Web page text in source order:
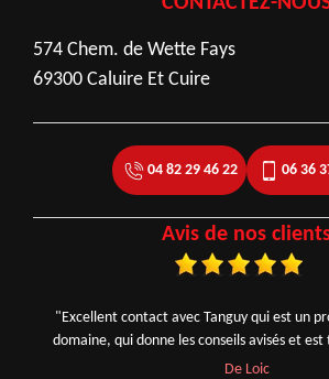
574 Chem. de Wette Fays
69300 Caluire Et Cuire
04 82 29 46 22 06 36
Avis de nos
"Excellent contact avec Tanguy qui est un
domaine, qui donne les conseils avisés et
De Loic